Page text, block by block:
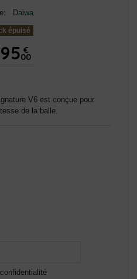
Daiwa
épuisé
€
00
V6 est conçue pour
de la balle.